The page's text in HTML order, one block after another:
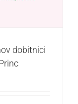
dobitnici